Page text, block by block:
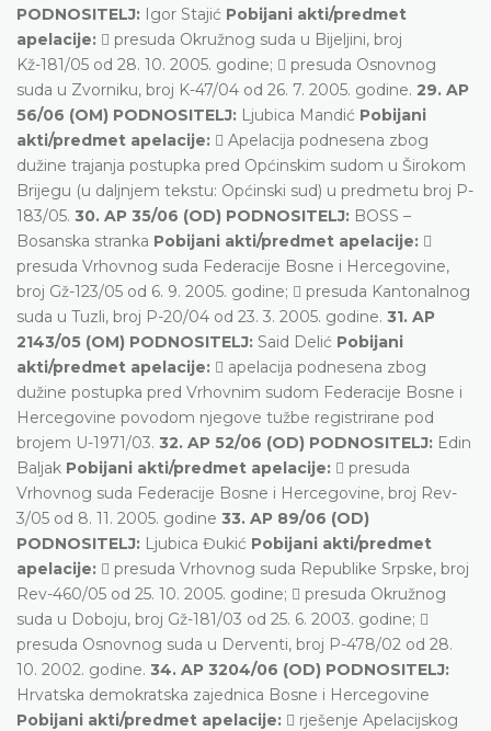
PODNOSITELJ: Igor Stajić Pobijani akti/predmet
apelacije:  presuda Okružnog suda u Bijeljini, broj
Kž-181/05 od 28. 10. 2005. godine;  presuda Osnovnog
suda u Zvorniku, broj K-47/04 od 26. 7. 2005. godine. 29. AP
56/06 (OM) PODNOSITELJ: Ljubica Mandić Pobijani
akti/predmet apelacije:  Apelacija podnesena zbog
dužine trajanja postupka pred Općinskim sudom u Širokom
Brijegu (u daljnjem tekstu: Općinski sud) u predmetu broj P-
183/05. 30. AP 35/06 (OD) PODNOSITELJ: BOSS –
Bosanska stranka Pobijani akti/predmet apelacije: 
presuda Vrhovnog suda Federacije Bosne i Hercegovine,
broj Gž-123/05 od 6. 9. 2005. godine;  presuda Kantonalnog
suda u Tuzli, broj P-20/04 od 23. 3. 2005. godine. 31. AP
2143/05 (OM) PODNOSITELJ: Said Delić Pobijani
akti/predmet apelacije:  apelacija podnesena zbog
dužine postupka pred Vrhovnim sudom Federacije Bosne i
Hercegovine povodom njegove tužbe registrirane pod
brojem U-1971/03. 32. AP 52/06 (OD) PODNOSITELJ: Edin
Baljak Pobijani akti/predmet apelacije:  presuda
Vrhovnog suda Federacije Bosne i Hercegovine, broj Rev-
3/05 od 8. 11. 2005. godine 33. AP 89/06 (OD)
PODNOSITELJ: Ljubica Đukić Pobijani akti/predmet
apelacije:  presuda Vrhovnog suda Republike Srpske, broj
Rev-460/05 od 25. 10. 2005. godine;  presuda Okružnog
suda u Doboju, broj Gž-181/03 od 25. 6. 2003. godine; 
presuda Osnovnog suda u Derventi, broj P-478/02 od 28.
10. 2002. godine. 34. AP 3204/06 (OD) PODNOSITELJ:
Hrvatska demokratska zajednica Bosne i Hercegovine
Pobijani akti/predmet apelacije:  rješenje Apelacijskog